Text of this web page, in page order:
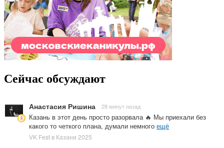
Сейчас обсуждают
Анастасия Ришина 28 минут назад
Казань в этот день просто разорвала 🔥 Мы приехали без
какого то четкого плана, думали немного ещё
VK Fest в Казани 2025